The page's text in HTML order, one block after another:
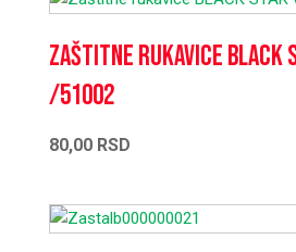
Zaštitne rukavice BLACK
/51002
80,00 RSD